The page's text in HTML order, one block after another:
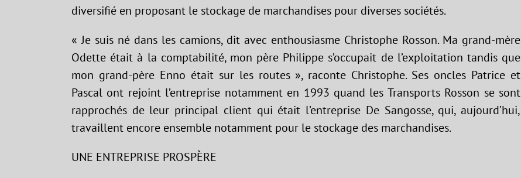
diversifié en proposant le stockage de marchandises pour diverses sociétés.
« Je suis né dans les camions, dit avec enthousiasme Christophe Rosson. Ma grand-mère
Odette était à la comptabilité, mon père Philippe s’occupait de l’exploitation tandis que
mon grand-père Enno était sur les routes », raconte Christophe. Ses oncles Patrice et
Pascal ont rejoint l’entreprise notamment en 1993 quand les Transports Rosson se sont
rapprochés de leur principal client qui était l’entreprise De Sangosse, qui, aujourd’hui,
travaillent encore ensemble notamment pour le stockage des marchandises.
UNE ENTREPRISE PROSPÈRE